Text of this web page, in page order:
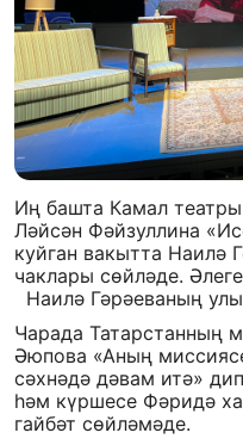
Иң башта Камал
Ләйсән Фәйзуллина
куйган вакытта Наилә
чаклары сөйләде.
Наилә Гәрәеваның
Чарада Татарстанның
Әюпова «Аның
сәхнәдә дәвам итә»
һәм күршесе Фәридә
гайбәт сөйләмәде.